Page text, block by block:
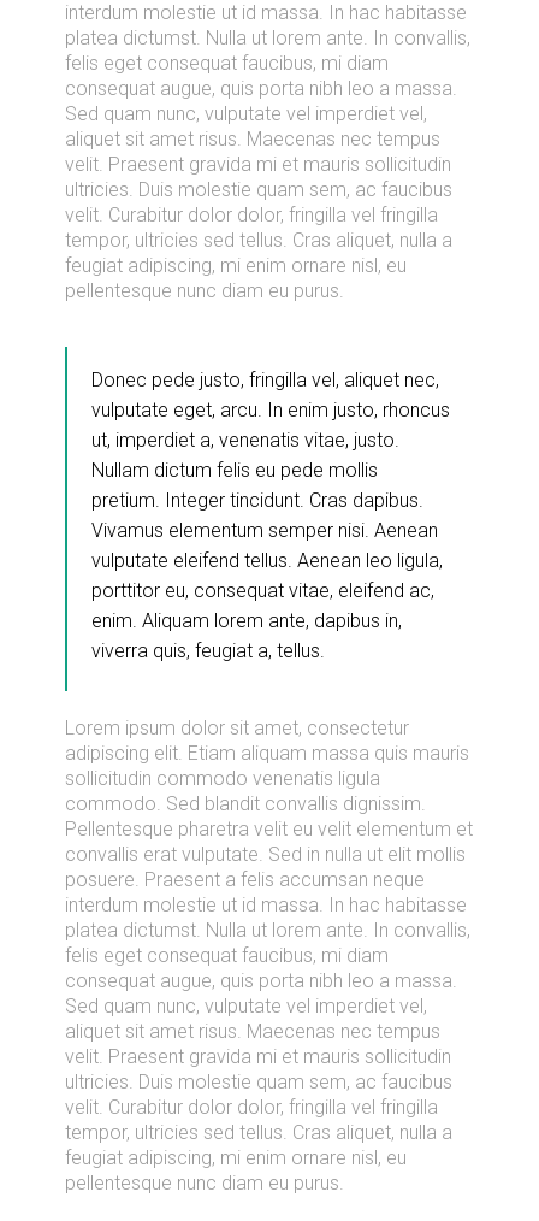
interdum molestie ut id massa. In hac habitasse
platea dictumst. Nulla ut lorem ante. In convallis,
felis eget consequat faucibus, mi diam
consequat augue, quis porta nibh leo a massa.
Sed quam nunc, vulputate vel imperdiet vel,
aliquet sit amet risus. Maecenas nec tempus
velit. Praesent gravida mi et mauris sollicitudin
ultricies. Duis molestie quam sem, ac faucibus
velit. Curabitur dolor dolor, fringilla vel fringilla
tempor, ultricies sed tellus. Cras aliquet, nulla a
feugiat adipiscing, mi enim ornare nisl, eu
pellentesque nunc diam eu purus.
Donec pede justo, fringilla vel, aliquet nec,
vulputate eget, arcu. In enim justo, rhoncus
ut, imperdiet a, venenatis vitae, justo.
Nullam dictum felis eu pede mollis
pretium. Integer tincidunt. Cras dapibus.
Vivamus elementum semper nisi. Aenean
vulputate eleifend tellus. Aenean leo ligula,
porttitor eu, consequat vitae, eleifend ac,
enim. Aliquam lorem ante, dapibus in,
viverra quis, feugiat a, tellus.
Lorem ipsum dolor sit amet, consectetur
adipiscing elit. Etiam aliquam massa quis mauris
sollicitudin commodo venenatis ligula
commodo. Sed blandit convallis dignissim.
Pellentesque pharetra velit eu velit elementum et
convallis erat vulputate. Sed in nulla ut elit mollis
posuere. Praesent a felis accumsan neque
interdum molestie ut id massa. In hac habitasse
platea dictumst. Nulla ut lorem ante. In convallis,
felis eget consequat faucibus, mi diam
consequat augue, quis porta nibh leo a massa.
Sed quam nunc, vulputate vel imperdiet vel,
aliquet sit amet risus. Maecenas nec tempus
velit. Praesent gravida mi et mauris sollicitudin
ultricies. Duis molestie quam sem, ac faucibus
velit. Curabitur dolor dolor, fringilla vel fringilla
tempor, ultricies sed tellus. Cras aliquet, nulla a
feugiat adipiscing, mi enim ornare nisl, eu
pellentesque nunc diam eu purus.